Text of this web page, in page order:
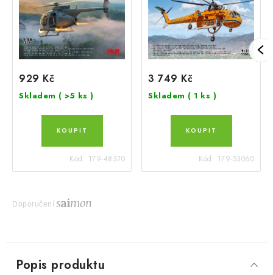
929 Kč
Skladem ( >5 ks )
Kód: 179-48370
3 749 Kč
Skladem ( 1 ks )
Kód: 179-53060
Doporučení
Popis produktu